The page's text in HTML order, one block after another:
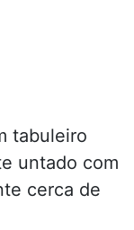
tabuleiro
untado com
cerca de